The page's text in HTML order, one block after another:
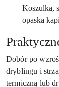
Koszulka,
opaska
Dobór po
dryblingu i
termiczną lub